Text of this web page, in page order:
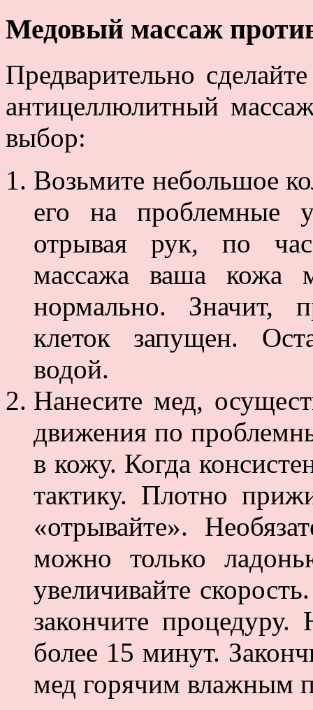
Медовый массаж
Предварительно
антицеллюлитный
выбор:
Возьмите небольшое
его на проблемные
отрывая рук, по
массажа ваша кожа
нормально. Значит,
клеток запущен.
водой.
Нанесите мед,
движения по
в кожу. Когда
тактику. Плотно
«отрывайте».
можно только
увеличивайте
закончите процедуру.
более 15 минут.
мед горячим влажным